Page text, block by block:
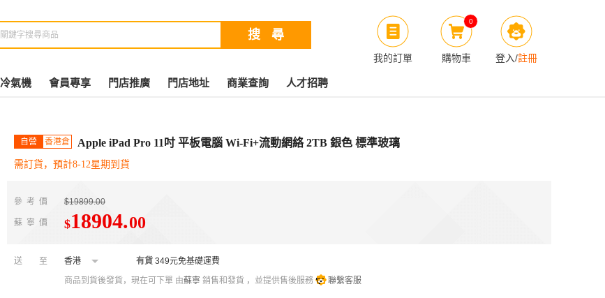
我的訂單
0
購物車 登入/註冊
冷氣機 會員專享 門店推廣 門店地址 商業查詢 人才招聘
自營 香港倉 Apple iPad Pro 11吋 平板電腦 Wi-Fi+流動網絡 2TB 銀色 標準玻璃
需訂貨，預計8-12星期到貨
參考價 $19899.00
蘇寧價 $18904.00
送至 香港 有貨 349元免基礎運費
商品到貨後發貨，現在可下單 由蘇寧 銷售和發貨 ，並提供售後服務 聯繫客服